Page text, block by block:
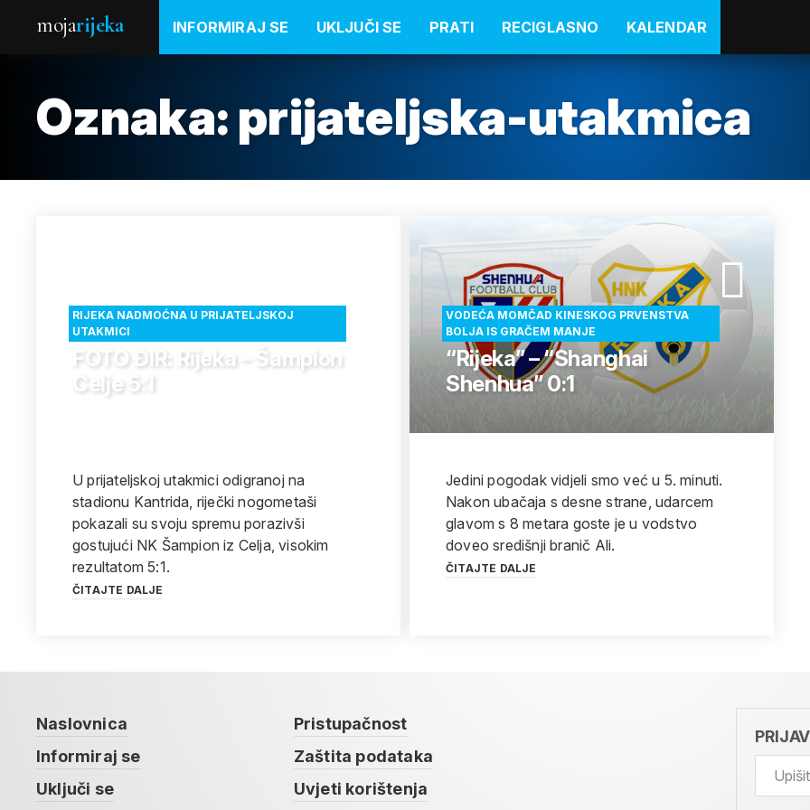
mojarijeka INFORMIRAJ SE UKLJUČI SE PRATI RECIGLASNO KALENDAR
Oznaka: prijateljska-utakmica
RIJEKA NADMOĆNA U PRIJATELJSKOJ
UTAKMICI
FOTO ĐIR: Rijeka – Šampion
Celje 5:1
U prijateljskoj utakmici odigranoj na
stadionu Kantrida, riječki nogometaši
pokazali su svoju spremu porazivši
gostujući NK Šampion iz Celja, visokim
rezultatom 5:1.
ČITAJTE DALJE
VODEĆA MOMČAD KINESKOG PRVENSTVA
BOLJA IS GRAČEM MANJE
“Rijeka” – “Shanghai
Shenhua” 0:1
Jedini pogodak vidjeli smo već u 5. minuti.
Nakon ubačaja s desne strane, udarcem
glavom s 8 metara goste je u vodstvo
doveo središnji branič Ali.
ČITAJTE DALJE
Naslovnica
Informiraj se
Uključi se
Pristupačnost
Zaštita podataka
Uvjeti korištenja